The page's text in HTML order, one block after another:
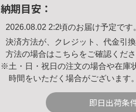
納期目安：
2026.08.02 2:2頃のお届け予定です
決済方法が、クレジット、代金引
方法の場合はこちら をご確認くださ
※土・日・祝日の注文の場合や在庫
時間をいただく場合がございます。
即日出荷条